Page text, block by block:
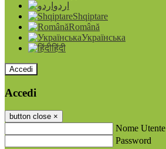
اردو
Shqiptare
Română
Українська
हिंदी
Accedi
Accedi
button close ×
Nome Utente
Password